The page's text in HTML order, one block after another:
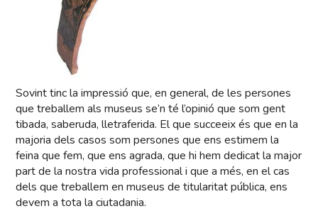
Sovint tinc la impressió que, en general, de les persones
que treballem als museus se’n té l’opinió que som gent
tibada, saberuda, lletraferida. El que succeeix és que en la
majoria dels casos som persones que ens estimem la
feina que fem, que ens agrada, que hi hem dedicat la major
part de la nostra vida professional i que a més, en el cas
dels que treballem en museus de titularitat pública, ens
devem a tota la ciutadania.